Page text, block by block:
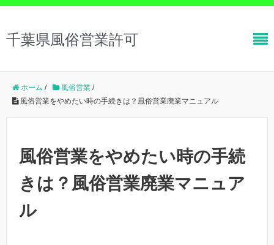
千葉県風俗営業許可
ホーム / 風俗営業 /
風俗営業をやめたい時の手続きは？風俗営業廃業マニュアル
風俗営業をやめたい時の手続
きは？風俗営業廃業マニュア
ル